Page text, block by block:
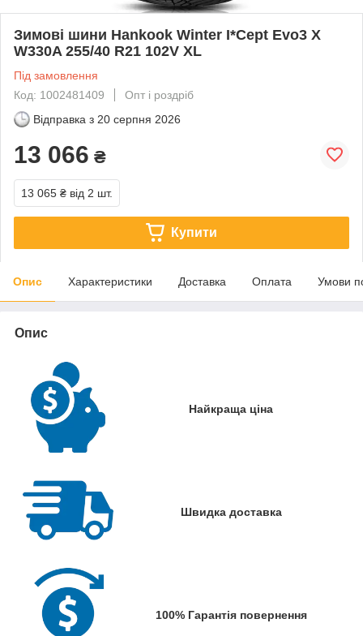
Зимові шини Hankook Winter I*Cept Evo3 X
W330A 255/40 R21 102V XL
Під замовлення
Код: 1002481409
Опт і роздріб
Відправка з 20 серпня 2026
13 066 ₴
13 065 ₴ від 2 шт.
Купити
Опис Характеристики Доставка Оплата Умови
Опис
Найкраща ціна
Швидка доставка
100% Гарантія повернення